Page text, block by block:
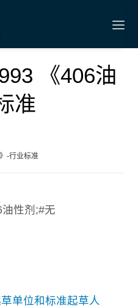
《406油
准
-行业标准
性剂;#无
单位和标准起草人